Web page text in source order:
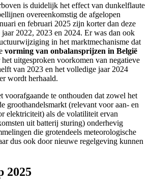
is duidelijk het effect van dunkelflaute
overeenkomstig de afgelopen
en februari 2025 zijn korter dan deze
2022, 2023 en 2024. Er was dan ook
in het marktmechanisme dat
vorming van onbalansprijzen in België
uitgesproken voorkomen van negatieve
van 2023 en het volledige jaar 2024
wordt herhaald.
voorafgaande te onthouden dat zowel het
groothandelsmarkt (relevant voor aan- en
elektriciteit) als de volatiliteit ervan
uit batterij sturing) onderhevig
die grotendeels meteorologische
dus ook door nieuwe regelgeving kunnen
2025